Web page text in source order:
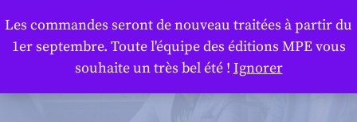
Les commandes seront de nouveau traitées à partir du
1er septembre. Toute l'équipe des éditions MPE vous
souhaite un très bel été ! Ignorer